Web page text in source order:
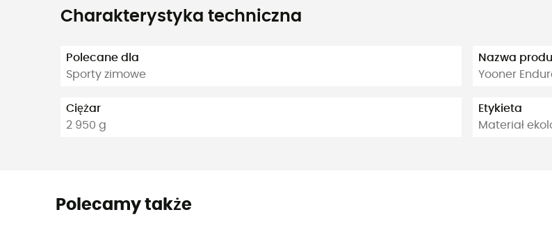
Charakterystyka techniczna
Polecane dla
Sporty zimowe
Ciężar
2 950 g
Nazwa
Yooner
Etykieta
Materiał
Polecamy także